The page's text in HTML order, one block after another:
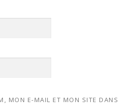
MON E-MAIL ET MON SITE DANS